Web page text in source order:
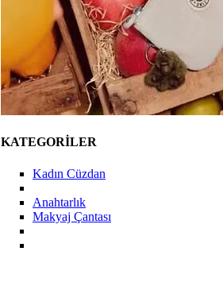
KATEGORİLER
Kadın Cüzdan
Anahtarlık
Makyaj Çantası